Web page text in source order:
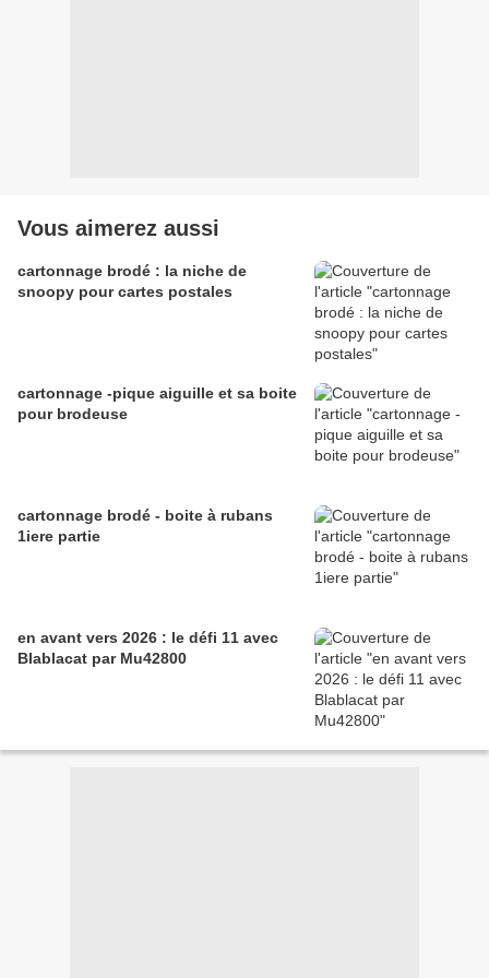
Vous aimerez aussi
cartonnage brodé : la niche de
snoopy pour cartes postales
cartonnage -pique aiguille et sa boite
pour brodeuse
cartonnage brodé - boite à rubans
1iere partie
en avant vers 2026 : le défi 11 avec
Blablacat par Mu42800